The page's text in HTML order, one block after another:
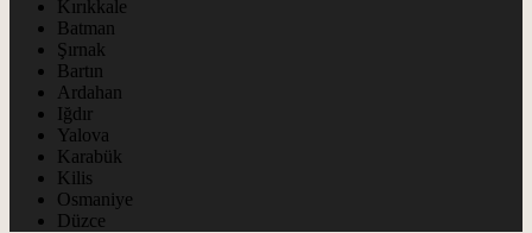
Kırıkkale
Batman
Şırnak
Bartın
Ardahan
Iğdır
Yalova
Karabük
Kilis
Osmaniye
Düzce